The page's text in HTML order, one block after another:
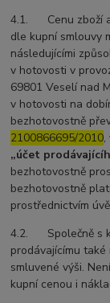
4.1. Cenu zboží a
dle kupní smlouvy
následujícími
v hotovosti v
69801 Veselí nad
v hotovosti na
bezhotovostně
2100866695/2010,
„účet
bezhotovostně
bezhotovostně
prostřednictvím
4.2. Společně s
prodávajícímu
smluvené výši.
kupní cenou i